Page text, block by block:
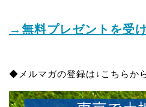
→無料プレゼントを受
◆メルマガの登録は↓こちらか